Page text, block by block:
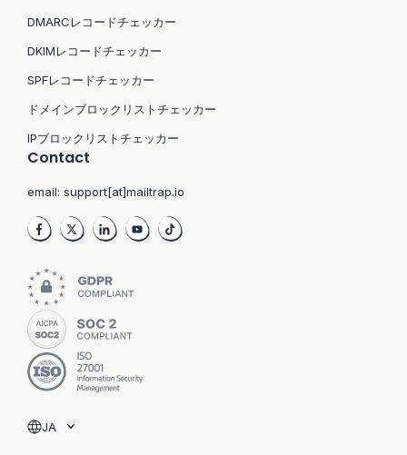
DMARCレコードチェッカー
DKIMレコードチェッカー
SPFレコードチェッカー
ドメインブロックリストチェッカー
IPブロックリストチェッカー
Contact
email: support[at]mailtrap.io
JA